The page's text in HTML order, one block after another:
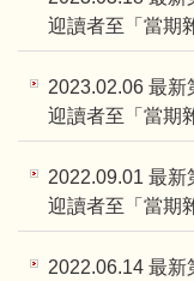
迎讀者至「當期
2023.02.06 最
迎讀者至「當期
2022.09.01 最
迎讀者至「當期
2022.06.14 最